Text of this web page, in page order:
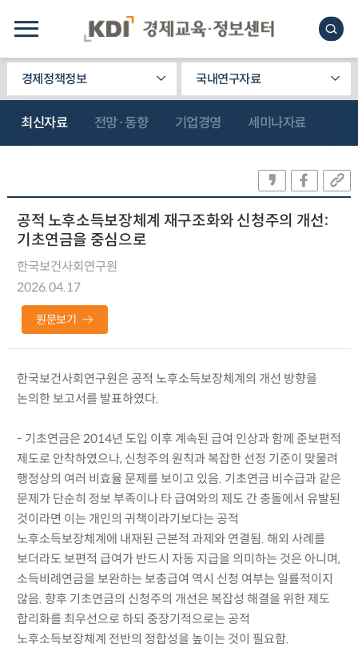
경제정책정보 국내연구자료
최신자료 전망·동향 기업경영 세미나자료
공적 노후소득보장체계 재구조화와 신청주의 개선:
기초연금을 중심으로
한국보건사회연구원
2026.04.17
원문보기
한국보건사회연구원은 공적 노후소득보장체계의 개선 방향을
논의한 보고서를 발표하였다.
- 기초연금은 2014년 도입 이후 계속된 급여 인상과 함께 준보편적
제도로 안착하였으나, 신청주의 원칙과 복잡한 선정 기준이 맞물려
행정상의 여러 비효율 문제를 보이고 있음. 기초연금 비수급과 같은
문제가 단순히 정보 부족이나 타 급여와의 제도 간 충돌에서 유발된
것이라면 이는 개인의 귀책이라기보다는 공적
노후소득보장체계에 내재된 근본적 과제와 연결됨. 해외 사례를
보더라도 보편적 급여가 반드시 자동 지급을 의미하는 것은 아니며,
소득비례연금을 보완하는 보충급여 역시 신청 여부는 일률적이지
않음. 향후 기초연금의 신청주의 개선은 복잡성 해결을 위한 제도
합리화를 최우선으로 하되 중장기적으로는 공적
노후소득보장체계 전반의 정합성을 높이는 것이 필요함.